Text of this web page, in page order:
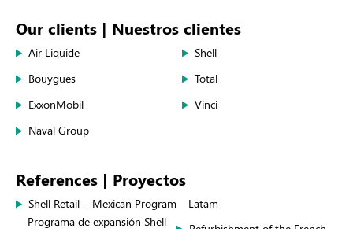
Our clients | Nuestros clientes
Air Liquide
Bouygues
ExxonMobil
Naval Group
Shell
Total
Vinci
References | Proyectos
Shell Retail – Mexican Program
Programa de expansión Shell
Latam